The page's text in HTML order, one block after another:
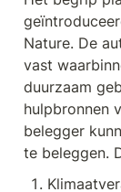
Nature. De
vast
duurzaam
hulpbronnen
belegger
te beleggen.